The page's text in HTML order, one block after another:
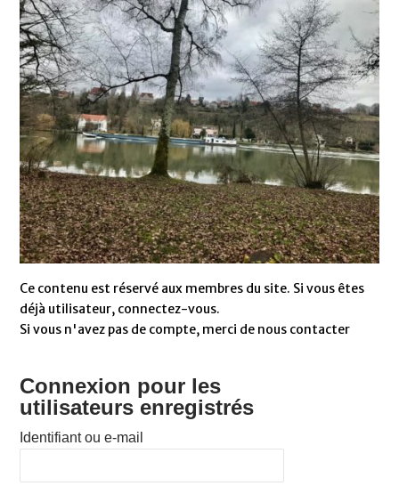
Ce contenu est réservé aux membres du site. Si vous êtes
déjà utilisateur, connectez-vous.
Si vous n'avez pas de compte, merci de nous contacter
Connexion pour les
utilisateurs enregistrés
Identifiant ou e-mail